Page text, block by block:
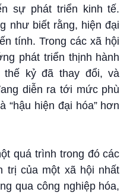
sự phát triển kinh tế.
như biết rằng, hiện đại
tính. Trong các xã hội
phát triển thịnh hành
thế kỷ đã thay đổi, và
diễn ra tới mức phù
“hậu hiện đại hóa” hơn
quá trình trong đó các
trị của một xã hội nhất
qua công nghiệp hóa,